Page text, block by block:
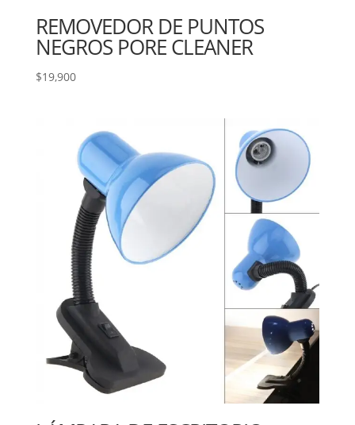
REMOVEDOR DE PUNTOS
NEGROS PORE CLEANER
$19,900